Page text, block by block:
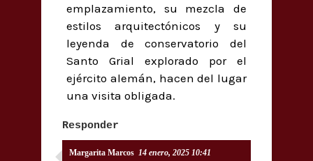
emplazamiento, su mezcla de
estilos arquitectónicos y su
leyenda de conservatorio del
Santo Grial explorado por el
ejército alemán, hacen del lugar
una visita obligada.
Responder
Margarita Marcos 14 enero, 2025 10:41